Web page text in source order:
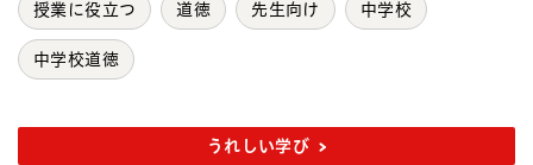
授業に役立つ 道徳 先生向け 中学校
中学校道徳
うれしい学び